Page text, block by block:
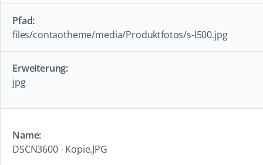
files/contaotheme/media/Produktfotos/s-l500.jpg
jpg
DSCN3600 - Kopie.JPG